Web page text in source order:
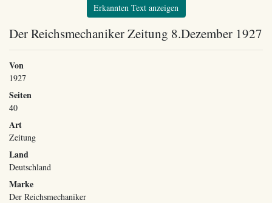
Erkannten Text anzeigen
Der Reichsmechaniker Zeitung 8.Dezember 1927
Von
1927
Seiten
40
Art
Zeitung
Land
Deutschland
Marke
Der Reichsmechaniker